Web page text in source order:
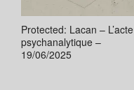
Protected: Lacan – L’acte
psychanalytique –
19/06/2025